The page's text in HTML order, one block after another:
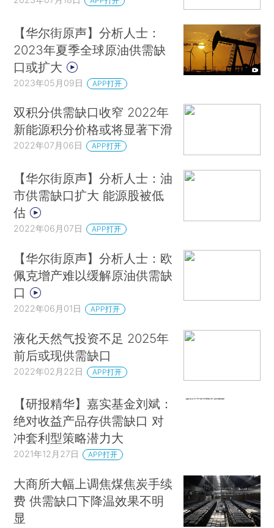
【华尔街原声】分析人士：
2023年夏季全球原油供需缺
口或扩大
2023年05月09日 APP打开
双积分供需缺口收窄 2022年
新能源积分价格或将显著下滑
2022年07月06日 APP打开
【华尔街原声】分析人士：油
市供需缺口扩大 能源股被低
估
2022年06月07日 APP打开
【华尔街原声】分析人士：欧
佩克增产难以缓解原油供需缺
口
2022年06月01日 APP打开
液化天然气投资不足 2025年
前后或现供需缺口
2022年02月22日 APP打开
【研报精华】嘉实基金刘斌：
绝对收益产品存供需缺口 对
冲套利型策略潜力大
2021年12月27日 APP打开
大商所大幅上调焦煤焦炭手续
费 供需缺口下降温效果不明
显